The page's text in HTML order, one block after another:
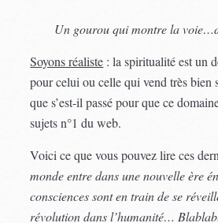
Un gourou qui montre la
Soyons réaliste : la spiritualité est un
pour celui ou celle qui vend très bien
que s’est-il passé pour que ce
sujets n°1 du web.
Voici ce que vous pouvez lire ces
monde entre dans une nouvelle ère
consciences sont en train de se
révolution dans l’humanité…